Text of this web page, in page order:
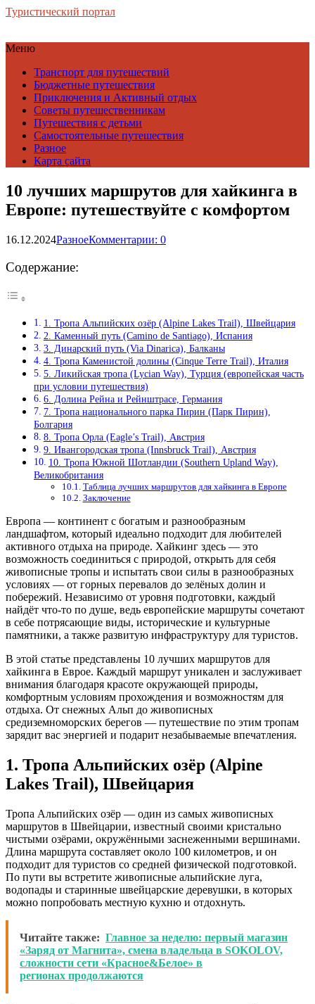
Туристический портал
Меню
Транспорт для путешествий
Бюджетные путешествия
Приключения и Активный отдых
Советы путешественникам
Путешествия с детьми
Самостоятельные путешествия
Разное
Карта сайта
10 лучших маршрутов для хайкинга в
Европе: путешествуйте с комфортом
16.12.2024РазноеКомментарии: 0
Содержание:
1. Тропа Альпийских озёр (Alpine Lakes Trail), Швейцария
2. Каменный путь (Camino de Santiago), Испания
3. Динарский путь (Via Dinarica), Балканы
4. Тропа Каменистой долины (Cinque Terre Trail), Италия
5. Ликийская тропа (Lycian Way), Турция (европейская часть
при условии путешествия)
6. Долина Рейна и Рейнштрасе, Германия
7. Тропа национального парка Пирин (Парк Пирин),
Болгария
8. Тропа Орла (Eagle’s Trail), Австрия
9. Ивангородская тропа (Innsbruck Trail), Австрия
10. Тропа Южной Шотландии (Southern Upland Way),
Великобритания
Таблица лучших маршрутов для хайкинга в Европе
Заключение
Европа — континент с богатым и разнообразным
ландшафтом, который идеально подходит для любителей
активного отдыха на природе. Хайкинг здесь — это
возможность соединиться с природой, открыть для себя
живописные тропы и испытать свои силы в разнообразных
условиях — от горных перевалов до зелёных долин и
побережий. Независимо от уровня подготовки, каждый
найдёт что-то по душе, ведь европейские маршруты сочетают
в себе потрясающие виды, исторические и культурные
памятники, а также развитую инфраструктуру для туристов.
В этой статье представлены 10 лучших маршрутов для
хайкинга в Еврое. Каждый маршрут уникален и заслуживает
внимания благодаря красоте окружающей природы,
комфортным условиям прохождения и возможностям для
отдыха. От снежных Альп до живописных
средиземноморских берегов — путешествие по этим тропам
зарядит вас энергией и подарит незабываемые впечатления.
1. Тропа Альпийских озёр (Alpine
Lakes Trail), Швейцария
Тропа Альпийских озёр — один из самых живописных
маршрутов в Швейцарии, известный своими кристально
чистыми озёрами, окружёнными заснеженными вершинами.
Длина маршрута составляет около 100 километров, и он
подходит для туристов со средней физической подготовкой.
По пути вы встретите живописные альпийские луга,
водопады и старинные швейцарские деревушки, в которых
можно попробовать местную кухню и отдохнуть.
Читайте также: Главное за неделю: первый магазин
«Заряд от Магнита», смена владельца в SOKOLOV,
сложности сети «Красное&Белое» в
регионах продолжаются